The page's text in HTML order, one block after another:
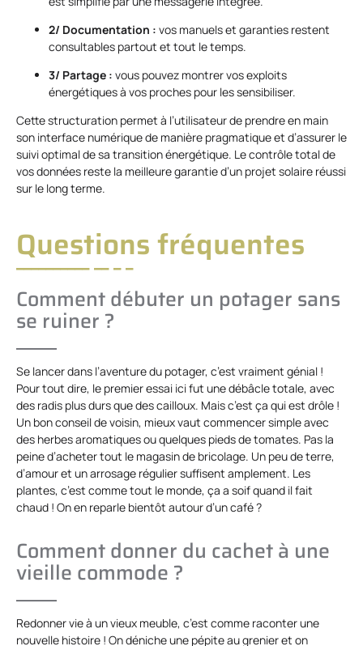
2/ Documentation : vos manuels et garanties restent
consultables partout et tout le temps.
3/ Partage : vous pouvez montrer vos exploits
énergétiques à vos proches pour les sensibiliser.
Cette structuration permet à l’utilisateur de prendre en main
son interface numérique de manière pragmatique et d’assurer le
suivi optimal de sa transition énergétique. Le contrôle total de
vos données reste la meilleure garantie d’un projet solaire réussi
sur le long terme.
Questions fréquentes
Comment débuter un potager sans
se ruiner ?
Se lancer dans l’aventure du potager, c’est vraiment génial !
Pour tout dire, le premier essai ici fut une débâcle totale, avec
des radis plus durs que des cailloux. Mais c’est ça qui est drôle !
Un bon conseil de voisin, mieux vaut commencer simple avec
des herbes aromatiques ou quelques pieds de tomates. Pas la
peine d’acheter tout le magasin de bricolage. Un peu de terre,
d’amour et un arrosage régulier suffisent amplement. Les
plantes, c’est comme tout le monde, ça a soif quand il fait
chaud ! On en reparle bientôt autour d’un café ?
Comment donner du cachet à une
vieille commode ?
Redonner vie à un vieux meuble, c’est comme raconter une
nouvelle histoire ! On déniche une pépite au grenier et on